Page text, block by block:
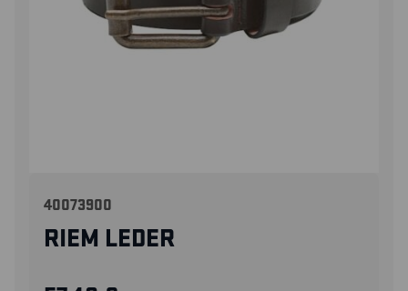
40073900
RIEM LEDER